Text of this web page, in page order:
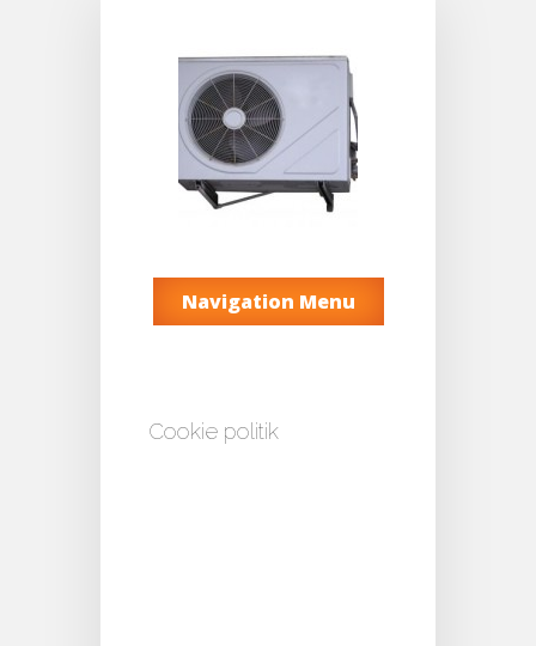
Navigation Menu
Cookie politik